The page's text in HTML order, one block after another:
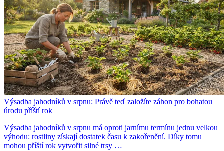
Výsadba jahodníků v srpnu: Právě teď založíte záhon pro bohatou
úrodu příští rok
Výsadba jahodníků v srpnu má oproti jarnímu termínu jednu velkou
výhodu: rostliny získají dostatek času k zakořenění. Díky tomu
mohou příští rok vytvořit silné trsy …